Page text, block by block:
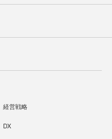
経営戦略
DX